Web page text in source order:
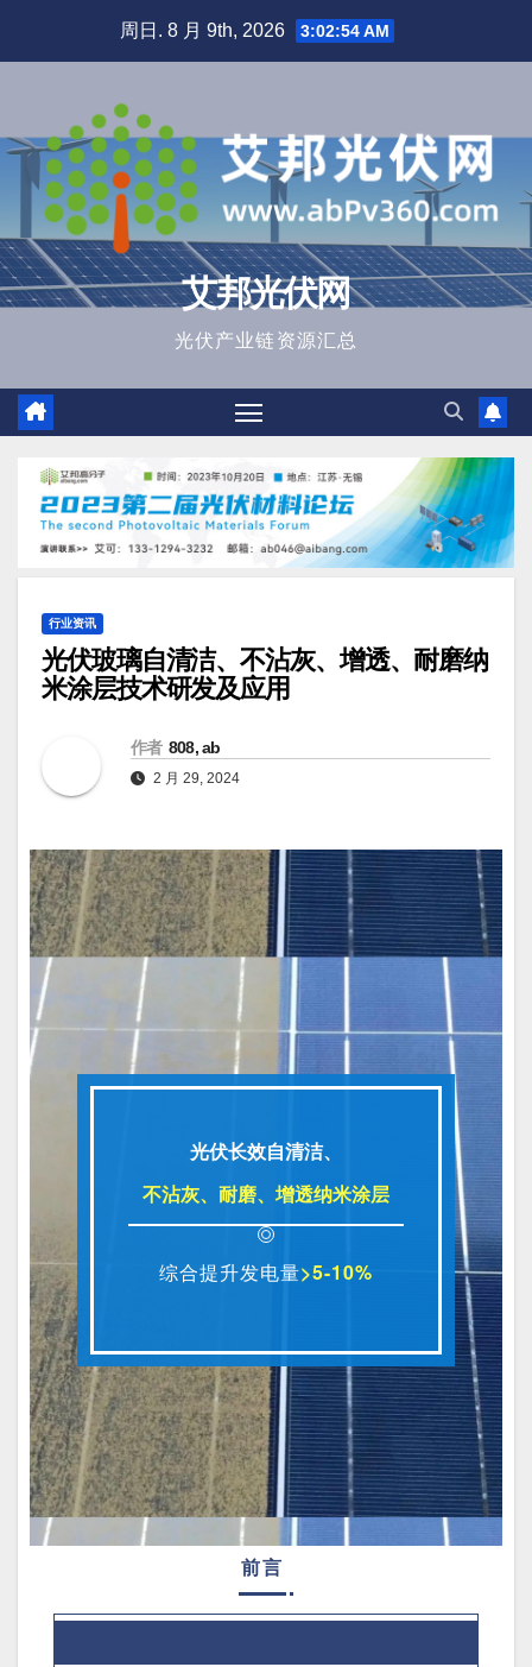
周日. 8 月 9th, 2026 3:02:55 AM
艾邦光伏网
光伏产业链资源汇总
行业资讯
光伏玻璃自清洁、不沾灰、增透、耐磨纳
米涂层技术研发及应用
作者 808, ab
2 月 29, 2024
光伏长效自清洁、
不沾灰、耐磨、增透纳米涂层
综合提升发电量>5-10%
前言